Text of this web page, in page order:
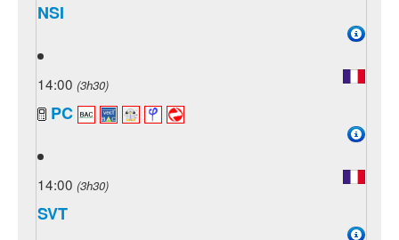
NSI
14:00 (3h30)
PC
14:00 (3h30)
SVT